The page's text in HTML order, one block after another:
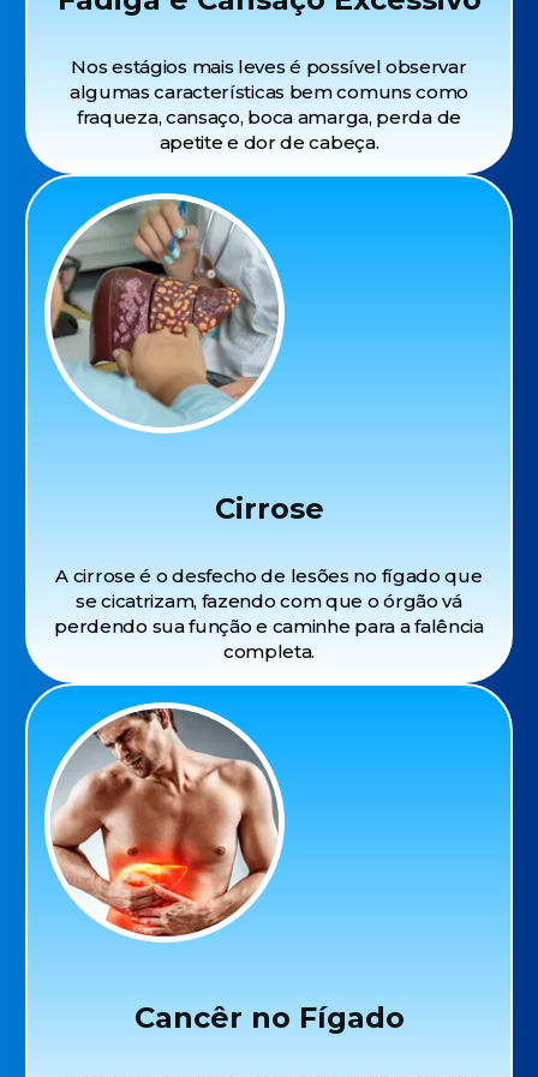
Nos estágios mais leves é possível observar
algumas características bem comuns como
fraqueza, cansaço, boca amarga, perda de
apetite e dor de cabeça.
Cirrose
A cirrose é o desfecho de lesões no fígado que
se cicatrizam, fazendo com que o órgão vá
perdendo sua função e caminhe para a falência
completa.
Cancêr no Fígado